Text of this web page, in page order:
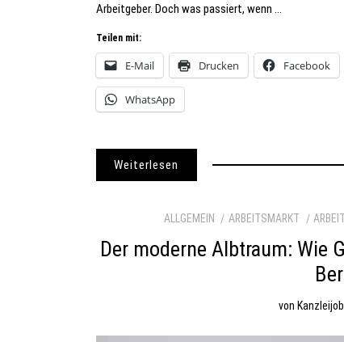
Arbeitgeber. Doch was passiert, wenn …
Teilen mit:
E-Mail Drucken Facebook
WhatsApp
Weiterlesen
ALLGEMEIN ARBEITSMARKT
Der moderne Albtraum: Wie
von Kanzleijob